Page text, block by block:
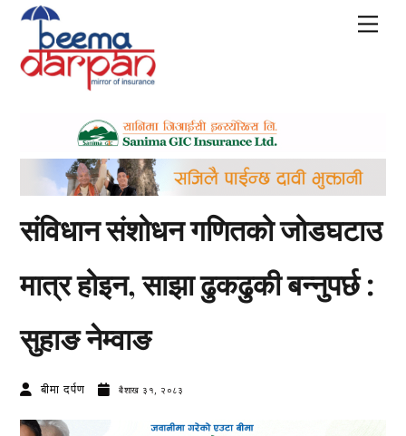
Skip
content
संविधान संशोधन गणितको जोडघटाउ
मात्र होइन, साझा ढुकढुकी बन्नुपर्छ :
सुहाङ नेम्वाङ
बीमा दर्पण बैशाख ३१, २०८३